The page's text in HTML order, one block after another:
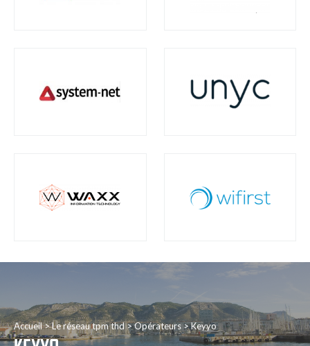
Accueil Le réseau tpm thd Opérateurs Keyyo